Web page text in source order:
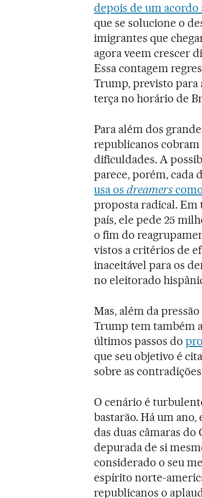
depois de um acordo
que se solucione o
imigrantes que
agora veem crescer
Essa contagem
Trump, previsto para
terça no horário de
Para além dos
republicanos cobram
dificuldades. A
parece, porém, cada
usa osdreamers
proposta radical.
país, ele pede 25
o fim do
vistos a critérios de
inaceitável para os
no eleitorado
Mas, além da
Trump tem também
últimos passos do
que seu objetivo é
sobre as
O cenário é
bastarão. Há um
das duas câmaras
depurada de si
considerado o seu
espírito norte-
republicanos o